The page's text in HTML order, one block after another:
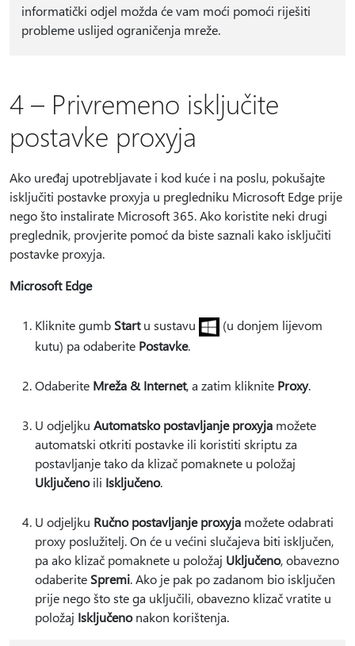
informatički odjel možda će vam moći pomoći riješiti
probleme uslijed ograničenja mreže.
4 – Privremeno isključite
postavke proxyja
Ako uređaj upotrebljavate i kod kuće i na poslu, pokušajte
isključiti postavke proxyja u pregledniku Microsoft Edge prije
nego što instalirate Microsoft 365. Ako koristite neki drugi
preglednik, provjerite pomoć da biste saznali kako isključiti
postavke proxyja.
Microsoft Edge
Kliknite gumb Startu sustavu
(u donjem lijevom
kutu) pa odaberite Postavke.
Odaberite Mreža & Internet, a zatim kliknite Proxy.
U odjeljku Automatsko postavljanje proxyja možete
automatski otkriti postavke ili koristiti skriptu za
postavljanje tako da klizač pomaknete u položaj
Uključenoili Isključeno.
U odjeljku Ručno postavljanje proxyja možete odabrati
proxy poslužitelj. On će u većini slučajeva biti isključen,
pa ako klizač pomaknete u položaj Uključeno, obavezno
odaberite Spremi. Ako je pak po zadanom bio isključen
prije nego što ste ga uključili, obavezno klizač vratite u
položaj Isključenonakon korištenja.